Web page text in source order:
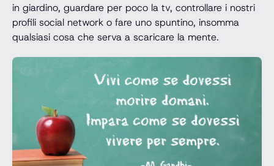
in giardino, guardare per poco la tv, controllare i nostri
profili social network o fare uno spuntino, insomma
qualsiasi cosa che serva a scaricare la mente.